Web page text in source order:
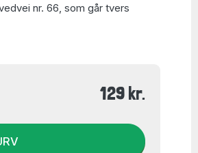
nr. 66, som går tvers
129 kr.